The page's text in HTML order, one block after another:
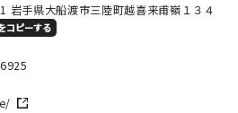
岩手県大船渡市三陸町越喜来甫嶺１３４
コピーする